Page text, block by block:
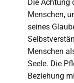
Die Achtung
Menschen,
seines
Menschen
Seele. Die
Beziehung